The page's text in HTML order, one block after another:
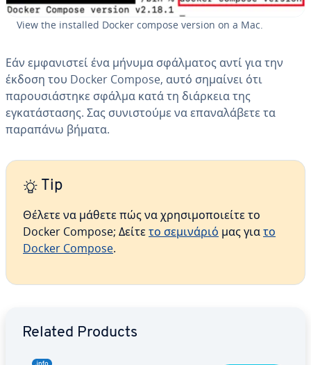
View the installed Docker compose version on a Mac.
Εάν εμφανιστεί ένα μήνυμα σφάλματος αντί για την
έκδοση του Docker Compose, αυτό σημαίνει ότι
παρουσιάστηκε σφάλμα κατά τη διάρκεια της
εγκατάστασης. Σας συνιστούμε να επαναλάβετε τα
παραπάνω βήματα.
Tip
Θέλετε να μάθετε πώς να χρησιμοποιείτε το
Docker Compose; Δείτετο σεμινάριό μας γιατο
Docker Compose.
Related Products